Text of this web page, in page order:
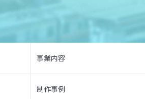
事業内容
制作事例